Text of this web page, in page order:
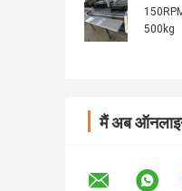
500kg
मैं अब